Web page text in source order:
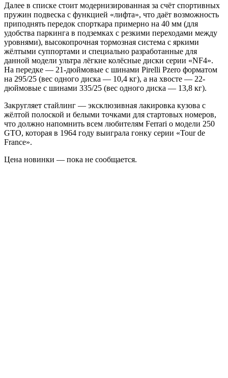
Далее в списке стоит модернизированная за счёт спортивных
пружин подвеска с функцией «лифта», что даёт возможность
приподнять передок спорткара примерно на 40 мм (для
удобства паркинга в подземках с резкими переходами между
уровнями), высокопрочная тормозная система с яркими
жёлтыми суппортами и специально разработанные для
данной модели ультра лёгкие колёсные диски серии «NF4».
На передке — 21-дюймовые с шинами Pirelli Pzero форматом
на 295/25 (вес одного диска — 10,4 кг), а на хвосте — 22-
дюймовые с шинами 335/25 (вес одного диска — 13,8 кг).
Закругляет стайлинг — эксклюзивная лакировка кузова с
жёлтой полоской и белыми точками для стартовых номеров,
что должно напомнить всем любителям Ferrari о модели 250
GTO, которая в 1964 году выиграла гонку серии «Tour de
France».
Цена новинки — пока не сообщается.